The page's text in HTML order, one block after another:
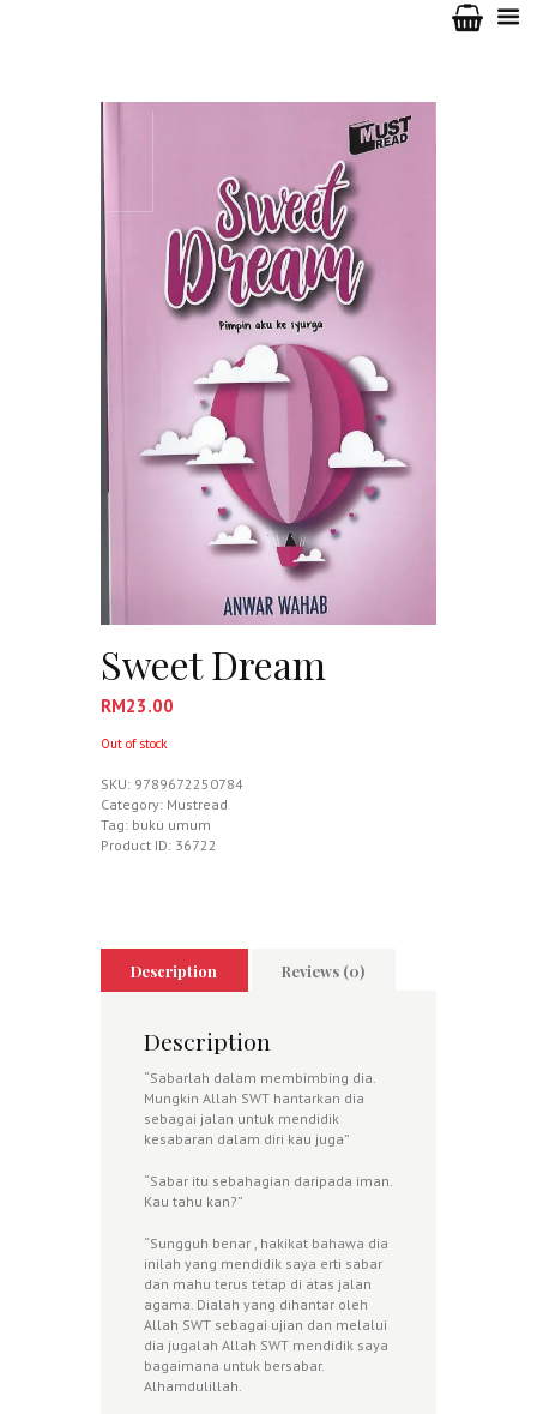
Sweet Dream
RM23.00
Out of stock
SKU: 9789672250784
Category: Mustread
Tag: buku umum
Product ID: 36722
Description Reviews (0)
Description
“Sabarlah dalam membimbing dia.
Mungkin Allah SWT hantarkan dia
sebagai jalan untuk mendidik
kesabaran dalam diri kau juga”
“Sabar itu sebahagian daripada iman.
Kau tahu kan?”
“Sungguh benar , hakikat bahawa dia
inilah yang mendidik saya erti sabar
dan mahu terus tetap di atas jalan
agama. Dialah yang dihantar oleh
Allah SWT sebagai ujian dan melalui
dia jugalah Allah SWT mendidik saya
bagaimana untuk bersabar.
Alhamdulillah.